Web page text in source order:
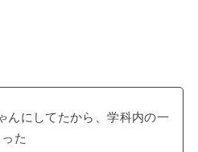
んにしてたから、学科内の一
た